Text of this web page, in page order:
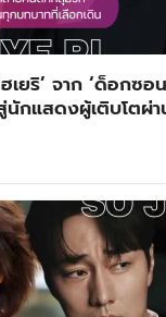
เยริ’ จาก ‘ด็อกซอ
กแสดงผู้เติบโตผ่